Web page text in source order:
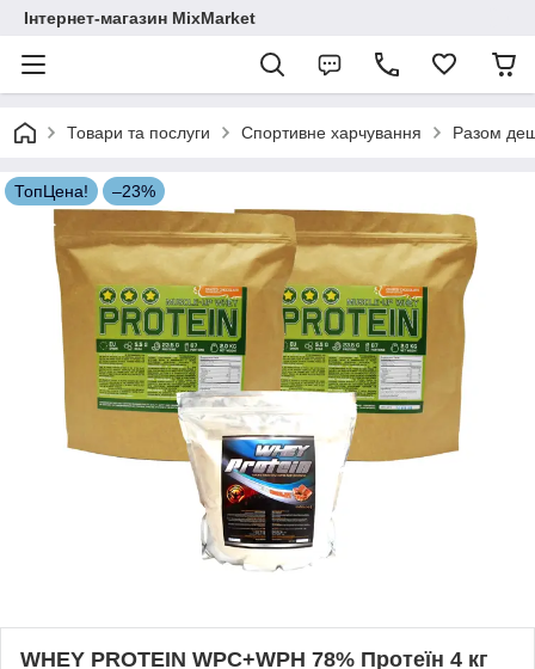
Інтернет-магазин MixMarket
Товари та послуги Спортивне харчування Разом
ТопЦена! –23%
WHEY PROTEIN WPC+WPH 78% Протеїн 4 кг